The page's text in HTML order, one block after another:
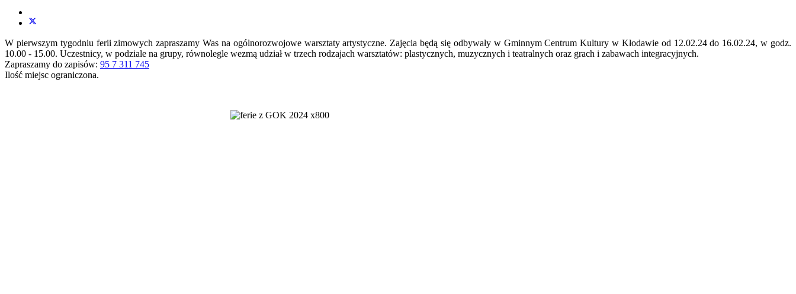
W pierwszym tygodniu ferii zimowych zapraszamy Was na ogólnorozwojowe warsztaty artystyczne. Zajęcia będą się odbywały w Gminnym Centrum Kultury w Kłodawie od 12.02.24 do 16.02.24, w godz.
10.00 - 15.00. Uczestnicy, w podziale na grupy, równolegle wezmą udział w trzech rodzajach warsztatów: plastycznych, muzycznych i teatralnych oraz grach i zabawach integracyjnych.
Zapraszamy do zapisów: 95 7 311 745
Ilość miejsc ograniczona.